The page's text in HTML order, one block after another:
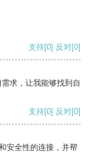
支持[0] 反对[0]
求，让我能够找到自
支持[0] 反对[0]
安全性的连接，并帮